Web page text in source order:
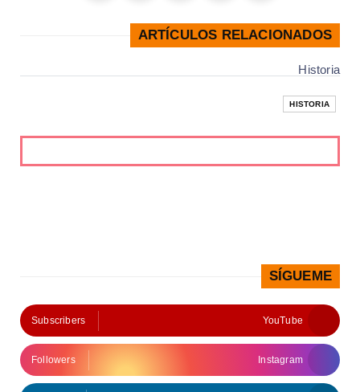
ARTÍCULOS RELACIONADOS
Historia
HISTORIA
SÍGUEME
YouTube
Subscribers
Instagram
Followers